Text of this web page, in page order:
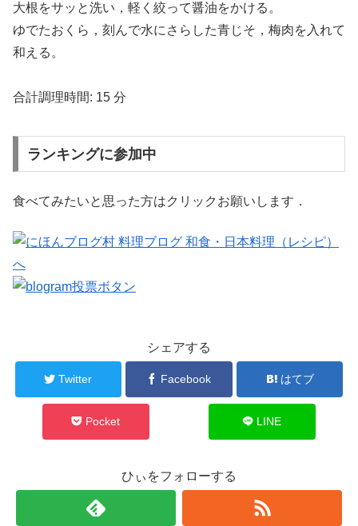
大根をサッと洗い，軽く絞って醤油をかける。
ゆでたおくら，刻んで水にさらした青じそ，梅肉を入れて
和える。
合計調理時間: 15 分
ランキングに参加中
食べてみたいと思った方はクリックお願いします．
シェアする
Twitter Facebook はてブ
Pocket LINE
ひぃをフォローする